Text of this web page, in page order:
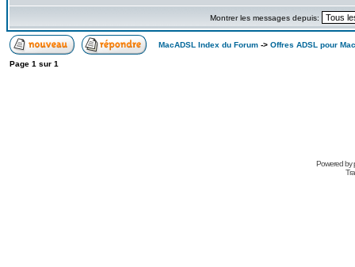
Montrer les messages depuis:
MacADSL Index du Forum -> Offres ADSL pour
Page 1 sur 1
Powered by